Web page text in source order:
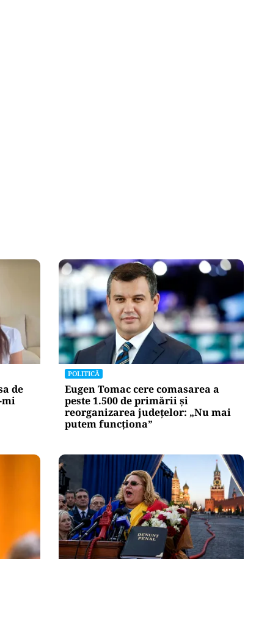
de
mi
POLITICĂ
Eugen Tomac cere comasarea a
peste 1.500 de primării și
reorganizarea județelor: „Nu mai
putem funcționa”